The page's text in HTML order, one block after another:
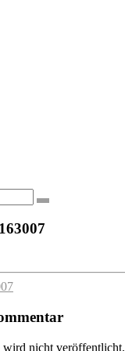
Search
nicht veröffentlicht.